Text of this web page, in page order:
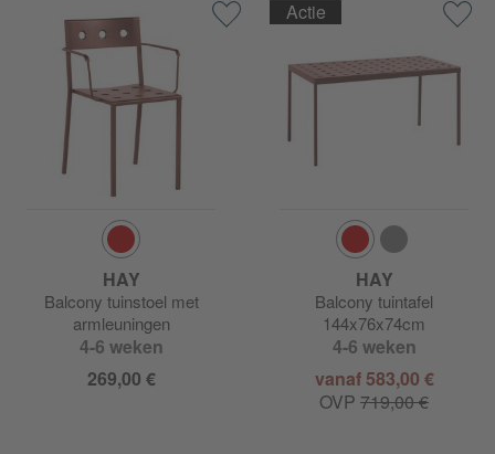
HAY
Balcony tuinstoel met
armleuningen
4-6 weken
269,00 €
Actie
HAY
Balcony tuintafel
144x76x74cm
4-6 weken
vanaf 583,00 €
OVP 719,00 €